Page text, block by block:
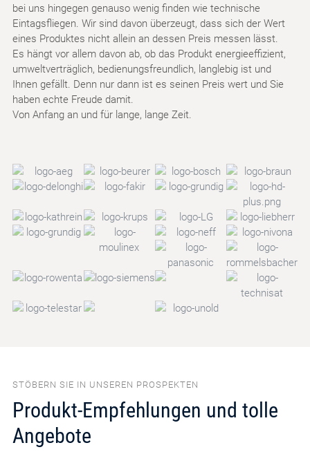
bei uns hingegen genauso wenig finden wie technische
Eintagsfliegen. Wir sind davon überzeugt, dass sich der Wert
eines Produktes nicht allein an dessen Preis messen lässt.
Es hängt vor allem davon ab, ob das Produkt energieeffizient,
umweltverträglich, bedienungsfreundlich, langlebig ist und
Ihnen gefällt. Denn nur dann ist es seinen Preis wert und Sie
haben echte Freude damit.
Von Anfang an und für lange, lange Zeit.
STÖBERN SIE IN UNSEREN PROSPEKTEN
Produkt-Empfehlungen und tolle
Angebote